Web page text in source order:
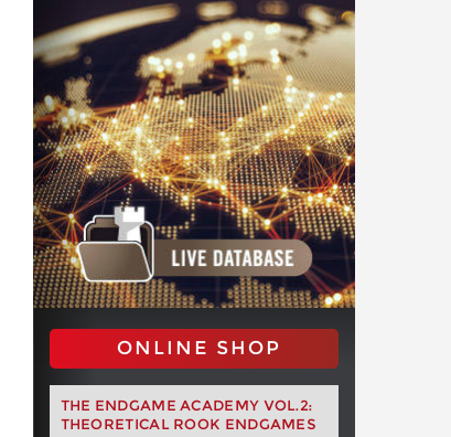
ONLINE SHOP
THE ENDGAME ACADEMY VOL.2:
THEORETICAL ROOK ENDGAMES